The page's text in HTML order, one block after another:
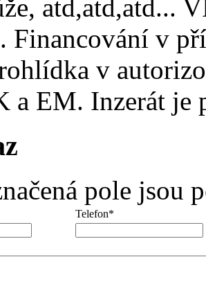
atd,atd,atd...
Financování v
v
a EM. Inzerát je
pole jsou
Telefon*